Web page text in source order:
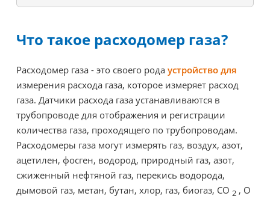
Что такое расходомер газа?
Расходомер газа - это своего рода устройство для
измерения расхода газа, которое измеряет расход
газа. Датчики расхода газа устанавливаются в
трубопроводе для отображения и регистрации
количества газа, проходящего по трубопроводам.
Расходомеры газа могут измерять газ, воздух, азот,
ацетилен, фосген, водород, природный газ, азот,
сжиженный нефтяной газ, перекись водорода,
дымовой газ, метан, бутан, хлор, газ, биогаз, CO 2 , O